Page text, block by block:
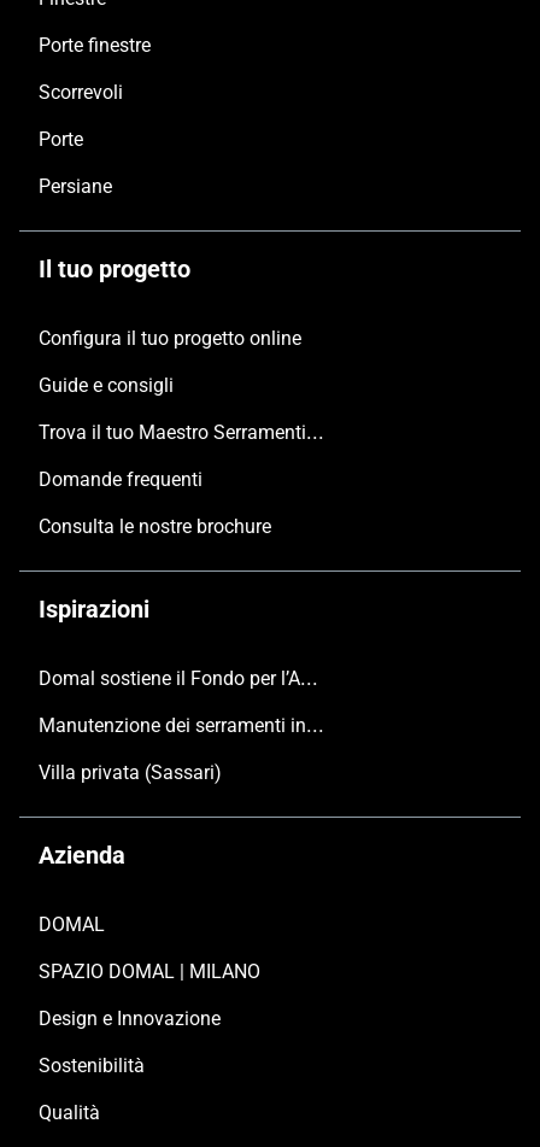
Porte finestre
Scorrevoli
Porte
Persiane
Il tuo progetto
Configura il tuo progetto online
Guide e consigli
Trova il tuo Maestro Serramentista Domal
Domande frequenti
Consulta le nostre brochure
Ispirazioni
Domal sostiene il Fondo per l’Ambiente Italiano anche per le Giornate FAI di Primavera 2024
Manutenzione dei serramenti in alluminio
Villa privata (Sassari)
Azienda
DOMAL
SPAZIO DOMAL | MILANO
Design e Innovazione
Sostenibilità
Qualità